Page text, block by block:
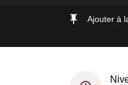
Ajouter à